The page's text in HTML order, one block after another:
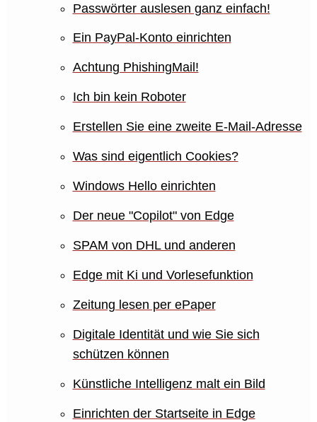
Passwörter auslesen ganz einfach!
Ein PayPal-Konto einrichten
Achtung PhishingMail!
Ich bin kein Roboter
Erstellen Sie eine zweite E-Mail-Adresse
Was sind eigentlich Cookies?
Windows Hello einrichten
Der neue "Copilot" von Edge
SPAM von DHL und anderen
Edge mit Ki und Vorlesefunktion
Zeitung lesen per ePaper
Digitale Identität und wie Sie sich
schützen können
Künstliche Intelligenz malt ein Bild
Einrichten der Startseite in Edge